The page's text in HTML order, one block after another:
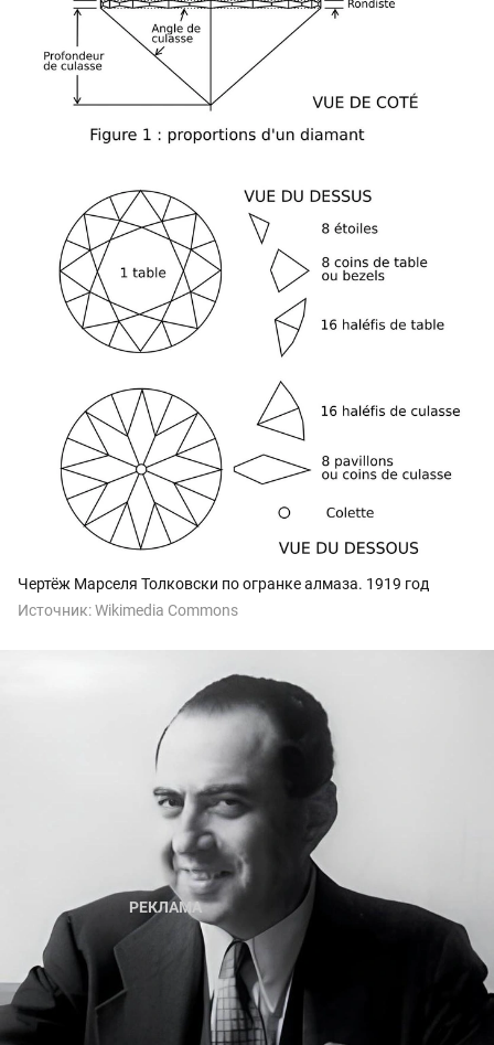
Чертёж Марселя Толковски по огранке алмаза. 1919 год
Источник:Wikimedia Commons